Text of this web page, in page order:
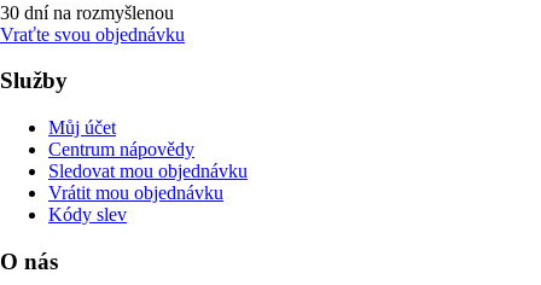
30 dní na rozmyšlenou
Vraťte svou objednávku
Služby
Můj účet
Centrum nápovědy
Sledovat mou objednávku
Vrátit mou objednávku
Kódy slev
O nás